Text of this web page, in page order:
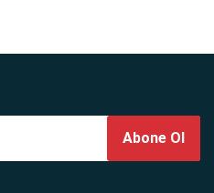
Abone Ol